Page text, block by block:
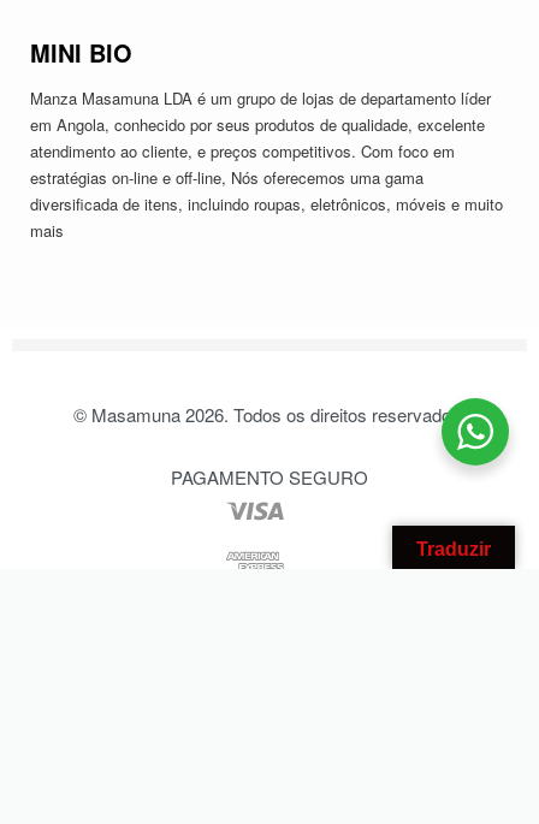
Termos & Condições
MINI BIO
Manza Masamuna LDA é um grupo de lojas de departamento líder
em Angola, conhecido por seus produtos de qualidade, excelente
atendimento ao cliente, e preços competitivos. Com foco em
estratégias on-line e off-line, Nós oferecemos uma gama
diversificada de itens, incluindo roupas, eletrônicos, móveis e muito
mais
© Masamuna 2026. Todos os direitos reservados.
PAGAMENTO SEGURO
Traduzir